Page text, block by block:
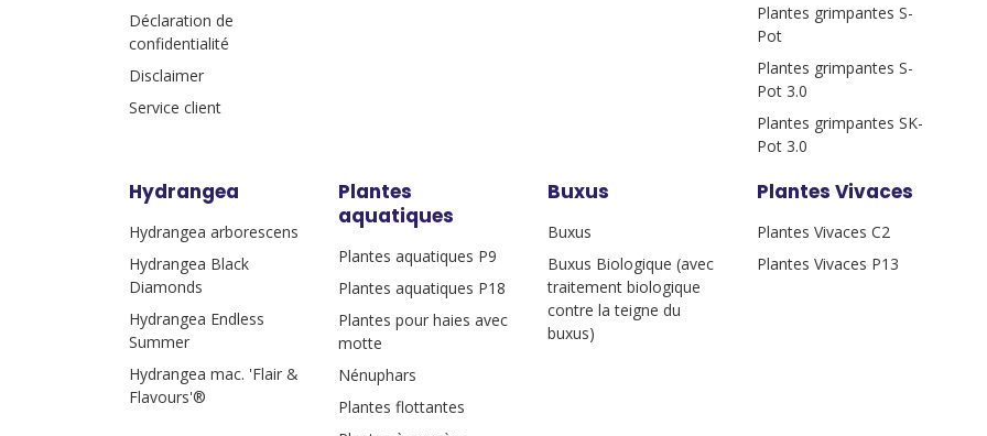
Déclaration de
confidentialité
Disclaimer
Service client
Plantes grimpantes S-
Pot
Plantes grimpantes S-
Pot 3.0
Plantes grimpantes SK-
Pot 3.0
Hydrangea
Hydrangea arborescens
Hydrangea Black
Diamonds
Hydrangea Endless
Summer
Hydrangea mac. 'Flair &
Flavours'®
Plantes
aquatiques
Plantes aquatiques P9
Plantes aquatiques P18
Plantes pour haies avec
motte
Nénuphars
Plantes flottantes
Buxus
Buxus
Buxus Biologique (avec
traitement biologique
contre la teigne du
buxus)
Plantes Vivaces
Plantes Vivaces C2
Plantes Vivaces P13